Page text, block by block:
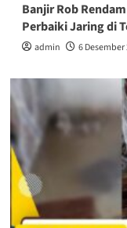
Banjir Rob
Perbaiki Jaring di
admin 6 Desember